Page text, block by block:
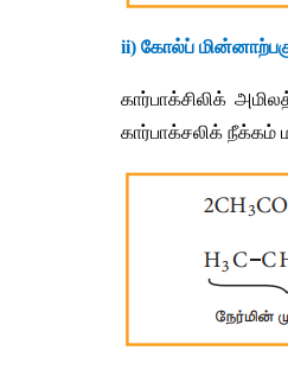
ii) கோல்ப்
கார்பாக்சிலிக்
கார்பாக்சலிக் நீக்கம்